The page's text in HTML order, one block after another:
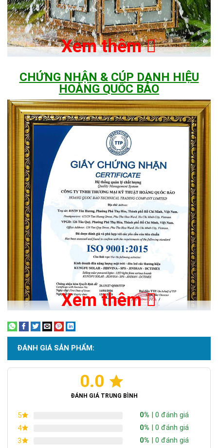
Xem thêm
CHỨNG NHẬN & CÚP DANH HIỆU
HOÀNG QUỐC BẢO
Chứng nhận ISO 9001:2015
Xem thêm
ĐÁNH GIÁ SẢN PHẨM:
0.0
ĐÁNH GIÁ TRUNG BÌNH
5 0% | 0 đánh giá
4
0% | 0 đánh giá
3
0% | 0 đánh giá